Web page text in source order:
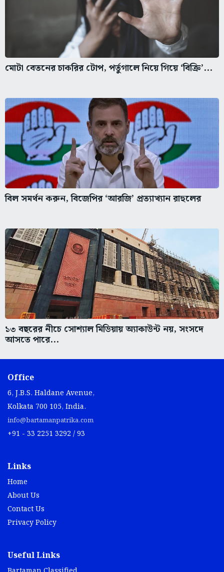
মোটা বেতনের চাকরির টোপ, পর্তুগালে নিয়ে গিয়ে ‘বিক্রি’...
বিল সমর্থন করুন, বিজেপির ‘আরজি’ প্রত্যাখ্যান রাহুলের
১৩ বছরের নীচে সোশ্যাল মিডিয়ায় অ্যাকাউন্ট নয়, সংসদে
আসতে পারে...
Office
6, J.B.S. Haldane Avenue,
Kolkata 700 105, India.
info@bartamanpatrika.com
+91 - 33 2251 3292 / 93
Links
Home
About Us
Contact Us
Privacy Policy
Useful Links